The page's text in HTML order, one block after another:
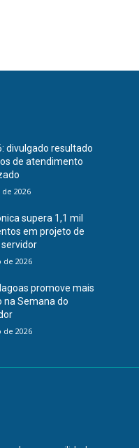
divulgado resultado
de atendimento
2026
supera 1,1 mil
em projeto de
de 2026
promove mais
na Semana do
de 2026